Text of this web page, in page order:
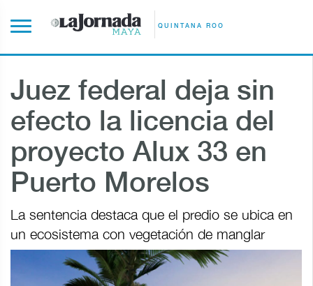
QUINTANA ROO
Juez federal deja sin
efecto la licencia del
proyecto Alux 33 en
Puerto Morelos
La sentencia destaca que el predio se ubica en
un ecosistema con vegetación de manglar